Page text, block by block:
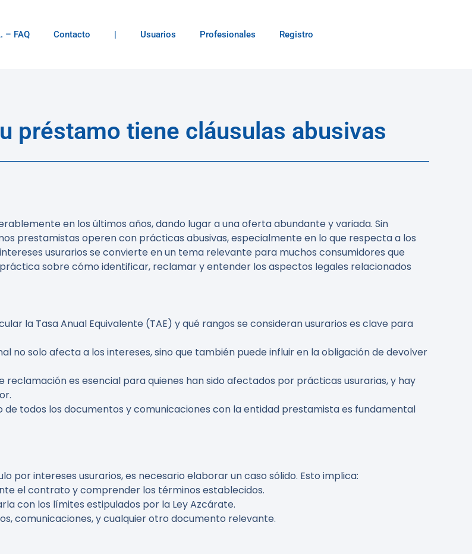
– FAQ Contacto | Usuarios Profesionales Registro
préstamo tiene cláusulas abusivas
en los últimos años, dando lugar a una oferta abundante y variada. Sin
prestamistas operen con prácticas abusivas, especialmente en lo que respecta a los
usurarios se convierte en un tema relevante para muchos consumidores que
sobre cómo identificar, reclamar y entender los aspectos legales relacionados
la Tasa Anual Equivalente (TAE) y qué rangos se consideran usurarios es clave para
no solo afecta a los intereses, sino que también puede influir en la obligación de devolver
reclamación es esencial para quienes han sido afectados por prácticas usurarias, y hay
de todos los documentos y comunicaciones con la entidad prestamista es fundamental
por intereses usurarios, es necesario elaborar un caso sólido. Esto implica:
el contrato y comprender los términos establecidos.
con los límites estipulados por la Ley Azcárate.
comunicaciones, y cualquier otro documento relevante.